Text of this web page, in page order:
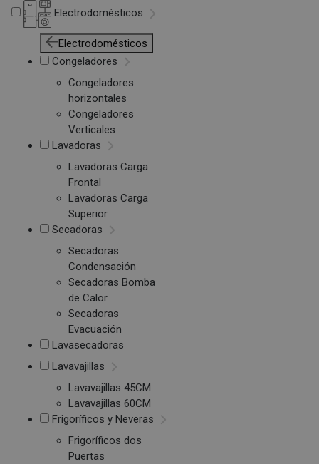
Electrodomésticos
Electrodomésticos
Congeladores
Congeladores
horizontales
Congeladores
Verticales
Lavadoras
Lavadoras Carga
Frontal
Lavadoras Carga
Superior
Secadoras
Secadoras
Condensación
Secadoras Bomba
de Calor
Secadoras
Evacuación
Lavasecadoras
Lavavajillas
Lavavajillas 45CM
Lavavajillas 60CM
Frigoríficos y Neveras
Frigoríficos dos
Puertas